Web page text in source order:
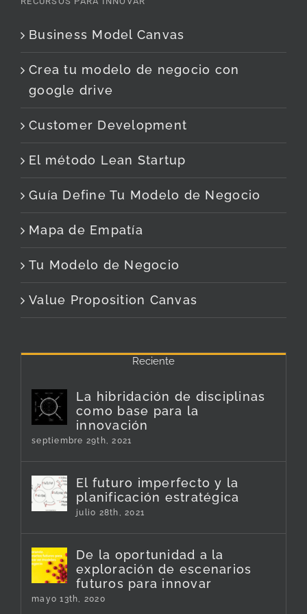
Business Model Canvas
Crea tu modelo de negocio con
google drive
Customer Development
El método Lean Startup
Guía Define Tu Modelo de Negocio
Mapa de Empatía
Tu Modelo de Negocio
Value Proposition Canvas
Reciente
La hibridación de disciplinas
como base para la
innovación
septiembre 29th, 2021
El futuro imperfecto y la
planificación estratégica
julio 28th, 2021
De la oportunidad a la
exploración de escenarios
futuros para innovar
mayo 13th, 2020